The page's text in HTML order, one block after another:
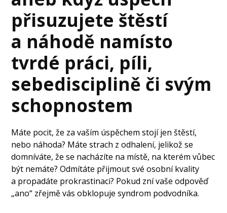
přisuzujete štěstí
a náhodě namísto
tvrdé práci, píli,
sebedisciplině či svým
schopnostem
Máte pocit, že za vaším úspěchem stojí jen štěstí,
nebo náhoda? Máte strach z odhalení, jelikož se
domníváte, že se nacházíte na místě, na kterém vůbec
být nemáte? Odmítáte přijmout své osobní kvality
a propadáte prokrastinaci? Pokud zní vaše odpověď
„ano“ zřejmě vás obklopuje syndrom podvodníka.